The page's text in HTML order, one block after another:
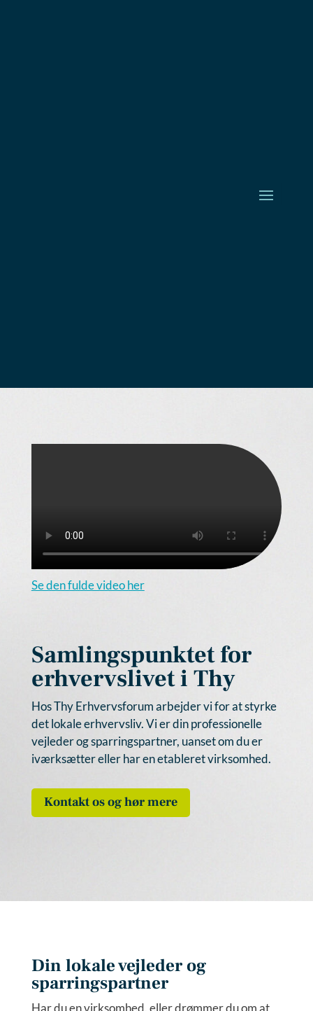
Samlingspunktet for
erhvervslivet i Thy
Hos Thy Erhvervsforum arbejder vi for at styrke
det lokale erhvervsliv. Vi er din professionelle
vejleder og sparringspartner, uanset om du er
iværksætter eller har en etableret virksomhed.
Kontakt os og hør mere
Se den fulde video her
Din lokale vejleder og
sparringspartner
Har du en virksomhed, eller drømmer du om at